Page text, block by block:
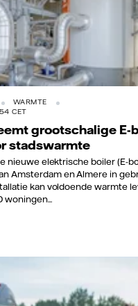
WARMTE
CET
grootschalige E-
stadswarmte
nieuwe elektrische boiler (E-
Amsterdam en Almere in
kan voldoende warmte
woningen...